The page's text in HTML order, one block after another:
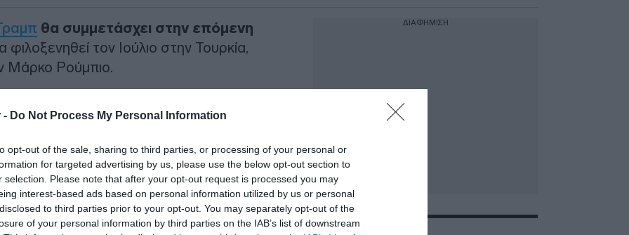
- Do Not Process My Personal Information
opt-out of the sale, sharing to third parties, or processing of your personal or
for targeted advertising by us, please use the below opt-out section to
selection. Please note that after your opt-out request is processed you may
interest-based ads based on personal information utilized by us or personal
to third parties prior to your opt-out. You may separately opt-out of the
of your personal information by third parties on the IAB’s list of downstream
θα συμμετάσχει στην επόμενη
φιλοξενηθεί τον Ιούλιο στην Τουρκία,
Μάρκο Ρούμπιο.
στην Τουρκία, τον Ιούλιο, είναι
του ΝΑΤΟ επειδήυπάρχουν
και να διορθωθούν
Επιτροπή της Βουλής των
ΔΙΑΦΗΜΙΣΗ